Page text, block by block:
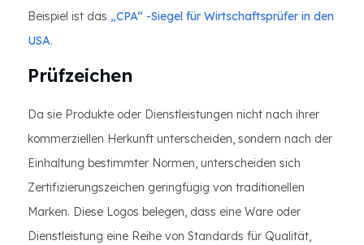
Beispiel ist das „CPA“ -Siegel für Wirtschaftsprüfer in den
USA.
Prüfzeichen
Da sie Produkte oder Dienstleistungen nicht nach ihrer
kommerziellen Herkunft unterscheiden, sondern nach der
Einhaltung bestimmter Normen, unterscheiden sich
Zertifizierungszeichen geringfügig von traditionellen
Marken. Diese Logos belegen, dass eine Ware oder
Dienstleistung eine Reihe von Standards für Qualität,